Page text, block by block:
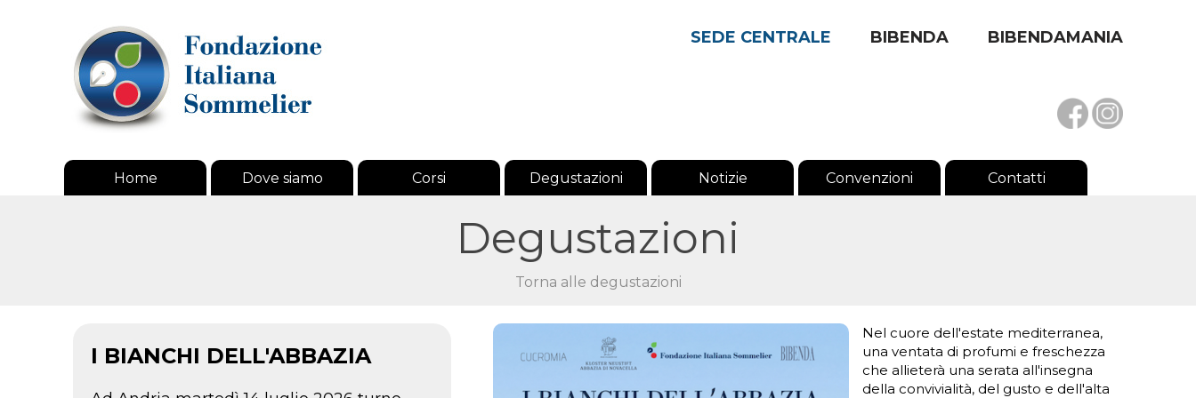
Home Dove siamo Corsi Degustazioni Notizie Convenzioni Contatti
SEDE CENTRALE BIBENDA BIBENDAMANIA
Degustazioni
Torna alle degustazioni
I BIANCHI DELL'ABBAZIA
Nel cuore dell'estate mediterranea,
una ventata di profumi e freschezza
che allieterà una serata all'insegna
della convivialità, del gusto e dell'alta